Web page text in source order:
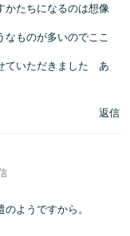
かたちになるのは想像
なものが多いのでここ
ていただきました あ
返信
ようですから。